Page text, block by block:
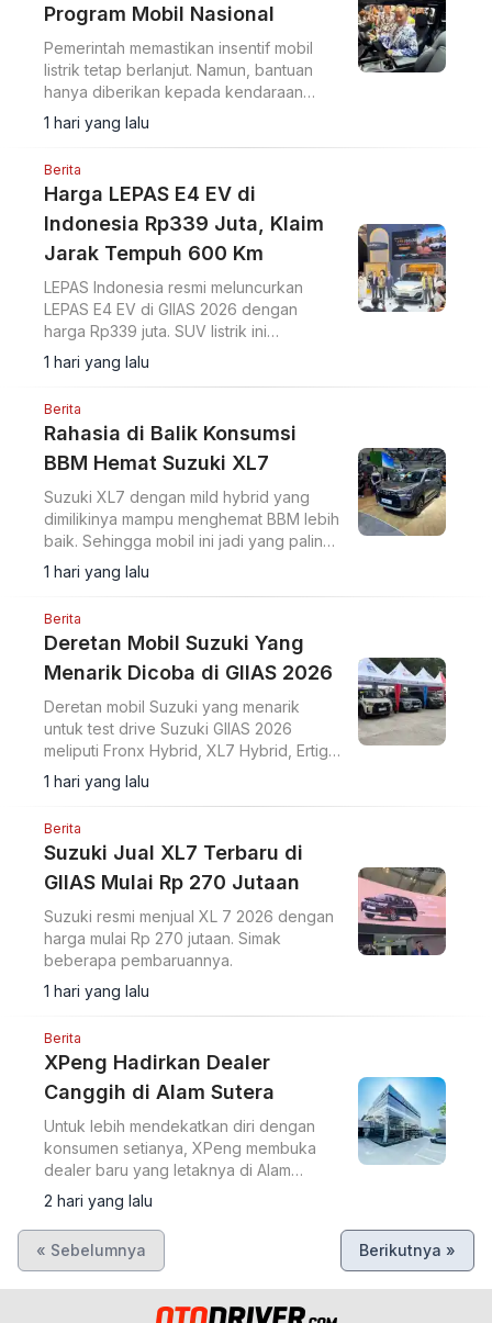
Program Mobil Nasional
Pemerintah memastikan insentif mobil
listrik tetap berlanjut. Namun, bantuan
hanya diberikan kepada kendaraan
yang masuk program mobil nasional
(Molinas).
1 hari yang lalu
Berita
Harga LEPAS E4 EV di
Indonesia Rp339 Juta, Klaim
Jarak Tempuh 600 Km
LEPAS Indonesia resmi meluncurkan
LEPAS E4 EV di GIIAS 2026 dengan
harga Rp339 juta. SUV listrik ini
menawarkan jarak tempuh hingga 600
km (CLTC).
1 hari yang lalu
Berita
Rahasia di Balik Konsumsi
BBM Hemat Suzuki XL7
Suzuki XL7 dengan mild hybrid yang
dimilikinya mampu menghemat BBM lebih
baik. Sehingga mobil ini jadi yang paling
hemat di kelasnya.
1 hari yang lalu
Berita
Deretan Mobil Suzuki Yang
Menarik Dicoba di GIIAS 2026
Deretan mobil Suzuki yang menarik
untuk test drive Suzuki GIIAS 2026
meliputi Fronx Hybrid, XL7 Hybrid, Ertiga
Hybrid, dan Jimny 5-Door.
1 hari yang lalu
Berita
Suzuki Jual XL7 Terbaru di
GIIAS Mulai Rp 270 Jutaan
Suzuki resmi menjual XL 7 2026 dengan
harga mulai Rp 270 jutaan. Simak
beberapa pembaruannya.
1 hari yang lalu
Berita
XPeng Hadirkan Dealer
Canggih di Alam Sutera
Untuk lebih mendekatkan diri dengan
konsumen setianya, XPeng membuka
dealer baru yang letaknya di Alam
Sutera.
2 hari yang lalu
« Sebelumnya Berikutnya »